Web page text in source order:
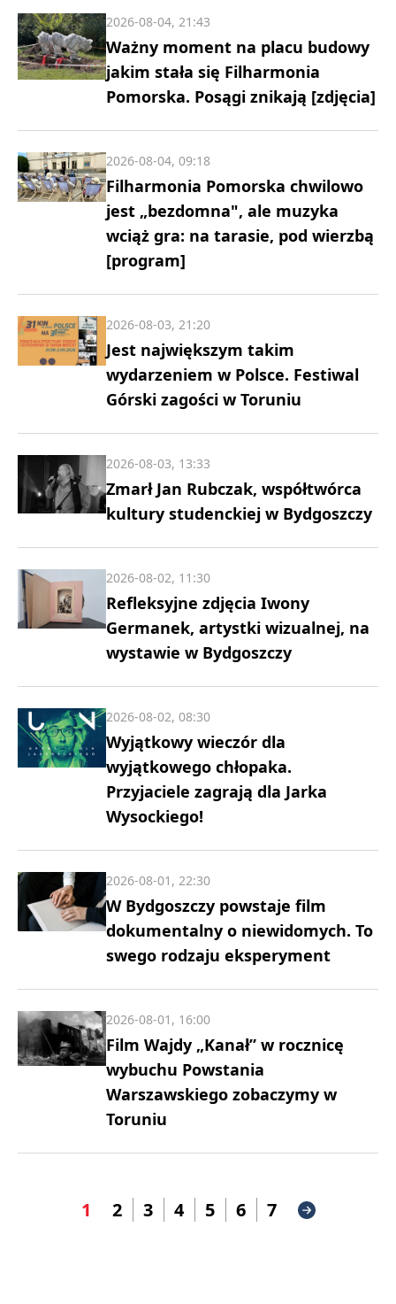
Ważny moment na placu budowy
jakim stała się Filharmonia
Pomorska. Posągi znikają [zdjęcia]
2026-08-04, 21:43
Filharmonia Pomorska chwilowo
jest „bezdomna", ale muzyka
wciąż gra: na tarasie, pod wierzbą
[program]
2026-08-04, 09:18
Jest największym takim
wydarzeniem w Polsce. Festiwal
Górski zagości w Toruniu
2026-08-03, 21:20
Zmarł Jan Rubczak, współtwórca
kultury studenckiej w Bydgoszczy
2026-08-03, 13:33
Refleksyjne zdjęcia Iwony
Germanek, artystki wizualnej, na
wystawie w Bydgoszczy
2026-08-02, 11:30
Wyjątkowy wieczór dla
wyjątkowego chłopaka.
Przyjaciele zagrają dla Jarka
Wysockiego!
2026-08-02, 08:30
W Bydgoszczy powstaje film
dokumentalny o niewidomych. To
swego rodzaju eksperyment
2026-08-01, 22:30
Film Wajdy „Kanał” w rocznicę
wybuchu Powstania
Warszawskiego zobaczymy w
Toruniu
2026-08-01, 16:00
1 2 3 4 5 6 7